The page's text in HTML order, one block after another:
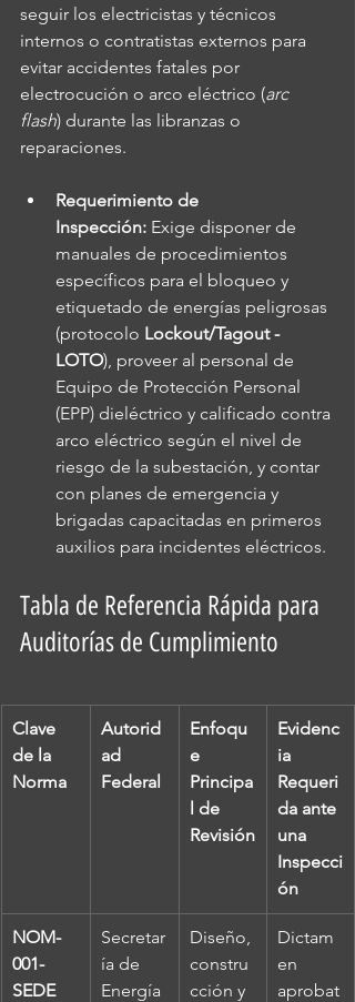
seguir los electricistas y técnicos
internos o contratistas externos para
evitar accidentes fatales por
electrocución o arco eléctrico (arc
flash) durante las libranzas o
reparaciones.
Requerimiento de
Inspección: Exige disponer de
manuales de procedimientos
específicos para el bloqueo y
etiquetado de energías peligrosas
(protocolo Lockout/Tagout -
LOTO), proveer al personal de
Equipo de Protección Personal
(EPP) dieléctrico y calificado contra
arco eléctrico según el nivel de
riesgo de la subestación, y contar
con planes de emergencia y
brigadas capacitadas en primeros
auxilios para incidentes eléctricos.
Tabla de Referencia Rápida para
Auditorías de Cumplimiento
Clave
de la
Norma
Autorid
ad
Federal
Enfoqu
e
Principa
l de
Revisión
Evidenc
ia
Requeri
da ante
una
Inspecci
ón
NOM-
001-
SEDE
Secretar
ía de
Energía
Diseño,
constru
cción y
Dictam
en
aprobat